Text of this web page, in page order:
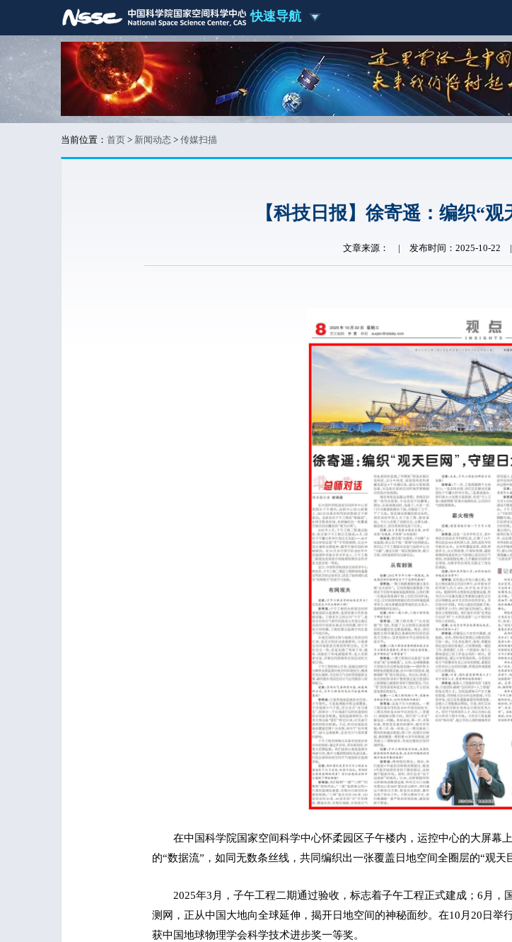
快速导航
当前位置： 首页 > 新闻动态 > 传媒扫描
【科技日报】徐寄遥：编织“
文章来源： | 发布时间：2025-10-22 |
在中国科学院国家空间科学中心怀柔园区子午楼内，运控中心的大屏幕
的“数据流”，如同无数条丝线，共同编织出一张覆盖日地空间全圈层的“观天
2025年3月，子午工程二期通过验收，标志着子午工程正式建成；6月
测网，正从中国大地向全球延伸，揭开日地空间的神秘面纱。在10月20日
获中国地球物理学会科学技术进步奖一等奖。